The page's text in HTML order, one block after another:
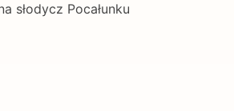
słodycz Pocałunku